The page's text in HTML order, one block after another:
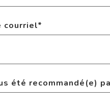
courriel*
été recommandé(e)